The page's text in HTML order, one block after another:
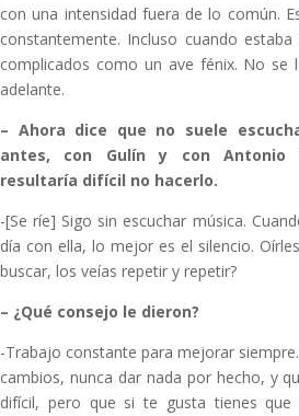
con una intensidad fuera de lo común.
constantemente. Incluso cuando
complicados como un ave fénix. No se
adelante.
– Ahora dice que no suele
antes, con Gulín y con Antonio
resultaría difícil no hacerlo.
-[Se ríe] Sigo sin escuchar música.
día con ella, lo mejor es el silencio.
buscar, los veías repetir y repetir?
– ¿Qué consejo le dieron?
-Trabajo constante para mejorar
cambios, nunca dar nada por hecho, y
difícil, pero que si te gusta tienes